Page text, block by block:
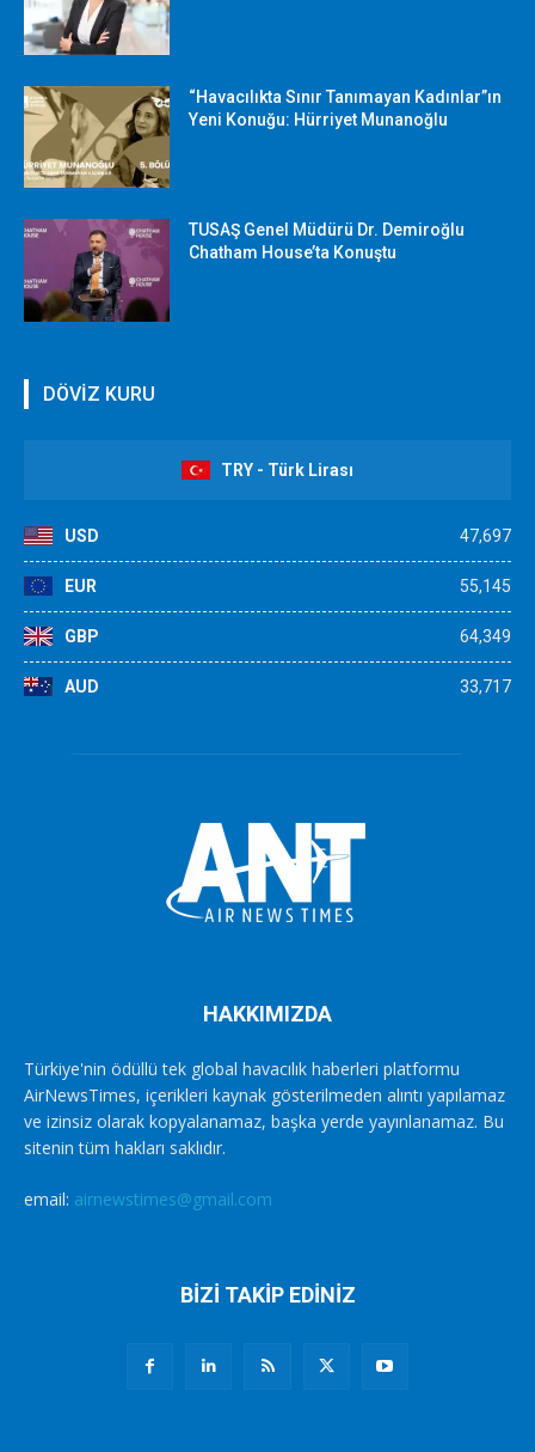
“Havacılıkta Sınır Tanımayan Kadınlar”ın
Yeni Konuğu: Hürriyet Munanoğlu
TUSAŞ Genel Müdürü Dr. Demiroğlu
Chatham House’ta Konuştu
DÖVİZ KURU
TRY - Türk Lirası
USD 47,697
EUR 55,145
GBP 64,349
AUD 33,717
HAKKIMIZDA
Türkiye'nin ödüllü tek global havacılık haberleri platformu
AirNewsTimes, içerikleri kaynak gösterilmeden alıntı yapılamaz
ve izinsiz olarak kopyalanamaz, başka yerde yayınlanamaz. Bu
sitenin tüm hakları saklıdır.
email: airnewstimes@gmail.com
BİZİ TAKİP EDİNİZ